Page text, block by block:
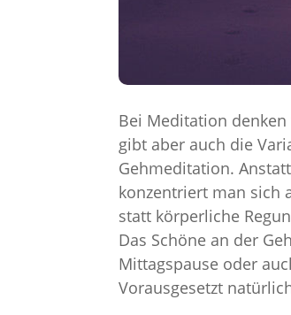
Bei Meditation
gibt aber auch die
Gehmeditation.
konzentriert man sich
statt körperliche
Das Schöne an der
Mittagspause oder
Vorausgesetzt